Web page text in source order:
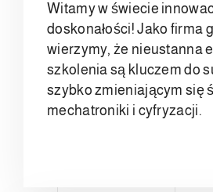
Witamy w świecie
doskonałości! Jako firma
wierzymy, że nieustanna
szkolenia są kluczem do
szybko zmieniającym się
mechatroniki i cyfryzacji.